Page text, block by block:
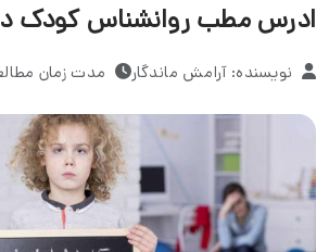
ادرس مطب روانشناس کودک
نویسنده: آرامش ماندگار مدت زمان مطالعه: 2